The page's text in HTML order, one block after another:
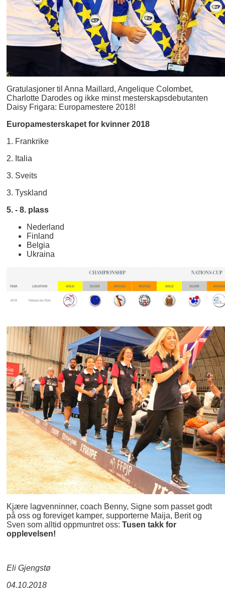
Gratulasjoner til Anna Maillard, Angelique Colombet,
Charlotte Darodes og ikke minst mesterskapsdebutanten
Daisy Frigara: Europamestere 2018!
Europamesterskapet for kvinner 2018
1. Frankrike
2. Italia
3. Sveits
3. Tyskland
5. - 8. plass
Nederland
Finland
Belgia
Ukraina
Kjære lagvenninner, coach Benny, Signe som passet godt
på oss og foreviget kamper, supporterne Maija, Berit og
Sven som alltid oppmuntret oss: Tusen takk for
opplevelsen!
Eli Gjengstø
04.10.2018